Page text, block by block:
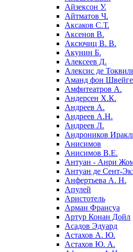
Айзексон У.
Айтматов Ч.
Аксаков С.Т.
Аксенов В.
Аксючиц В. В.
Акунин Б.
Алексеев Д.
Алексис де
Аманд фон
Амфитеатров А.
Андерсен Х.К.
Андреев А.
Андреев А.Н.
Андреев Л.
Андроников
Анисимов
Анисимов В.Е.
Антуан - Анри
Антуан де Сент-
Анфертьева А. Н.
Апулей
Аристотель
Арман Франсуа
Артур Конан Дойл
Асадов Эдуард
Астахов А. Ю.
Астахов Ю. А.